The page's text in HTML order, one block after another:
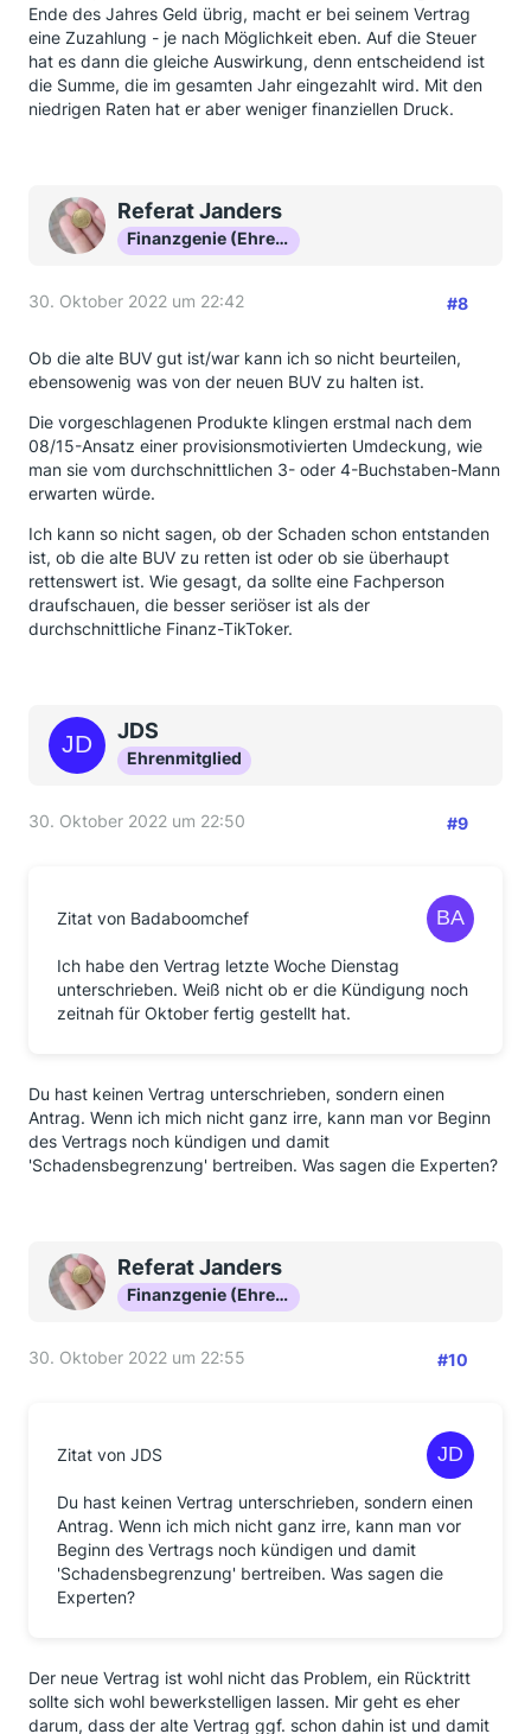
Ende des Jahres Geld übrig, macht er bei seinem Vertrag
eine Zuzahlung - je nach Möglichkeit eben. Auf die Steuer
hat es dann die gleiche Auswirkung, denn entscheidend ist
die Summe, die im gesamten Jahr eingezahlt wird. Mit den
niedrigen Raten hat er aber weniger finanziellen Druck.
Referat Janders
Finanzgenie (Ehrenmitglied)
30. Oktober 2022 um 22:42 #8
Ob die alte BUV gut ist/war kann ich so nicht beurteilen,
ebensowenig was von der neuen BUV zu halten ist.
Die vorgeschlagenen Produkte klingen erstmal nach dem
08/15-Ansatz einer provisionsmotivierten Umdeckung, wie
man sie vom durchschnittlichen 3- oder 4-Buchstaben-Mann
erwarten würde.
Ich kann so nicht sagen, ob der Schaden schon entstanden
ist, ob die alte BUV zu retten ist oder ob sie überhaupt
rettenswert ist. Wie gesagt, da sollte eine Fachperson
draufschauen, die besser seriöser ist als der
durchschnittliche Finanz-TikToker.
JDS
Ehrenmitglied
30. Oktober 2022 um 22:50 #9
Zitat von Badaboomchef
Ich habe den Vertrag letzte Woche Dienstag
unterschrieben. Weiß nicht ob er die Kündigung noch
zeitnah für Oktober fertig gestellt hat.
Du hast keinen Vertrag unterschrieben, sondern einen
Antrag. Wenn ich mich nicht ganz irre, kann man vor Beginn
des Vertrags noch kündigen und damit
'Schadensbegrenzung' bertreiben. Was sagen die Experten?
Referat Janders
Finanzgenie (Ehrenmitglied)
30. Oktober 2022 um 22:55 #10
Zitat von JDS
Du hast keinen Vertrag unterschrieben, sondern einen
Antrag. Wenn ich mich nicht ganz irre, kann man vor
Beginn des Vertrags noch kündigen und damit
'Schadensbegrenzung' bertreiben. Was sagen die
Experten?
Der neue Vertrag ist wohl nicht das Problem, ein Rücktritt
sollte sich wohl bewerkstelligen lassen. Mir geht es eher
darum, dass der alte Vertrag ggf. schon dahin ist und damit